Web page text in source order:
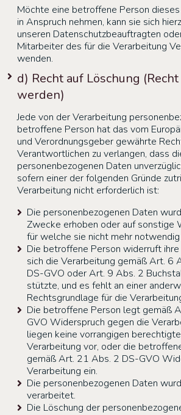
Möchte eine betroffene Person
in Anspruch nehmen, kann sie sich
unseren Datenschutzbeauftragten
Mitarbeiter des für die Verarbeitung
wenden.
d) Recht auf Löschung
werden)
Jede von der Verarbeitung
betroffene Person hat das vom
und Verordnungsgeber gewährte
Verantwortlichen zu verlangen, dass
personenbezogenen Daten
sofern einer der folgenden Gründe
Verarbeitung nicht erforderlich ist:
Die personenbezogenen Daten
Zwecke erhoben oder auf sonstige
für welche sie nicht mehr notwendig
Die betroffene Person widerruft ihre
sich die Verarbeitung gemäß Art. 6
DS-GVO oder Art. 9 Abs. 2
stützte, und es fehlt an einer
Rechtsgrundlage für die
Die betroffene Person legt gemäß
GVO Widerspruch gegen die
liegen keine vorrangigen
Verarbeitung vor, oder die
gemäß Art. 21 Abs. 2 DS-GVO
Verarbeitung ein.
Die personenbezogenen Daten
verarbeitet.
Die Löschung der